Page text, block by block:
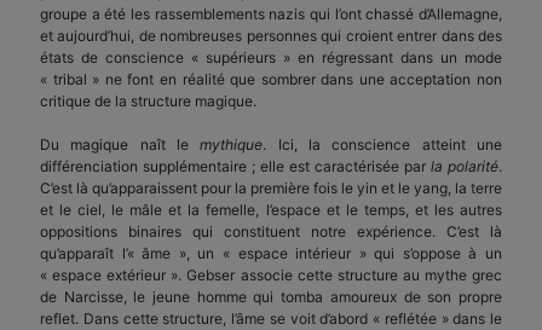
groupe a été les rassemblements nazis qui l’ont chassé d’Allemagne,
et aujourd’hui, de nombreuses personnes qui croient entrer dans des
états de conscience « supérieurs » en régressant dans un mode
« tribal » ne font en réalité que sombrer dans une acceptation non
critique de la structure magique.
Du magique naît lemythique. Ici, la conscience atteint une
différenciation supplémentaire ; elle est caractérisée par la polarité.
C’est là qu’apparaissent pour la première fois le yin et le yang, la terre
et le ciel, le mâle et la femelle, l’espace et le temps, et les autres
oppositions binaires qui constituent notre expérience. C’est là
qu’apparaît l’« âme », un « espace intérieur » qui s’oppose à un
« espace extérieur ». Gebser associe cette structure au mythe grec
de Narcisse, le jeune homme qui tomba amoureux de son propre
reflet. Dans cette structure, l’âme se voit d’abord « reflétée » dans le